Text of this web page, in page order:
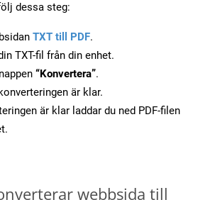
dessa steg:
TXT till PDF.
TXT-fil från din enhet.
“Konvertera”.
är klar.
är klar laddar du ned PDF-filen
webbsida till